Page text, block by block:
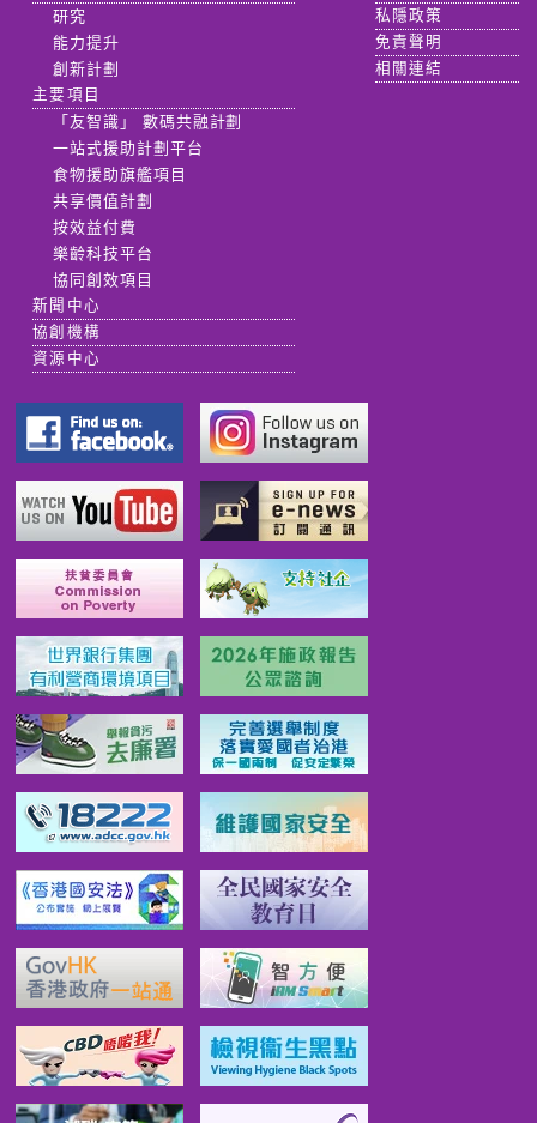
研究
能力提升
創新計劃
主要項目
「友智識」 數碼共融計劃
一站式援助計劃平台
食物援助旗艦項目
共享價值計劃
按效益付費
樂齡科技平台
協同創效項目
新聞中心
協創機構
資源中心
私隱政策
免責聲明
相關連結